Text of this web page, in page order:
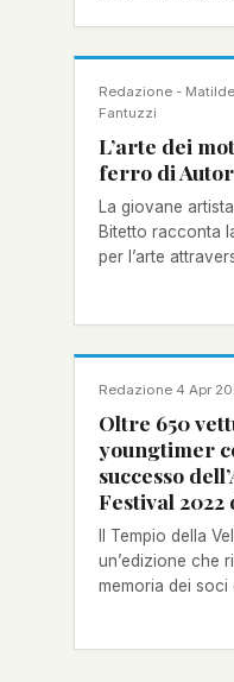
NOTIZIA
Redazione - Matilde
Fantuzzi
L’arte dei
ferro di
La giovane
Bitetto racconta
per l’arte
NOTIZIA
Redazione·4 Apr
Oltre 650
youngtimer
successo
Festival 2022
Il Tempio della
un’edizione che
memoria dei soci